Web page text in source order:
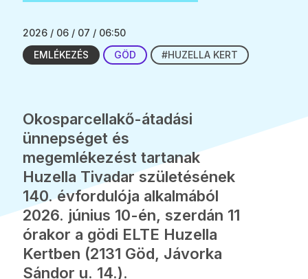
2026 / 06 / 07 / 06:50
EMLÉKEZÉS
GÖD #HUZELLA KERT
Okosparcellakő-átadási
ünnepséget és
megemlékezést tartanak
Huzella Tivadar születésének
140. évfordulója alkalmából
2026. június 10-én, szerdán 11
órakor a gödi ELTE Huzella
Kertben (2131 Göd, Jávorka
Sándor u. 14.).